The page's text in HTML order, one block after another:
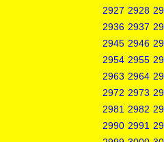
2927 2928
2936 2937
2945 2946
2954 2955
2963 2964
2972 2973
2981 2982
2990 2991